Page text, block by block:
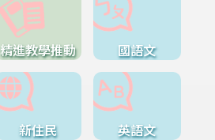
精進教學推動 國語文
新住民 英語文